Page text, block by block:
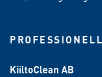
KiiltoClean AB